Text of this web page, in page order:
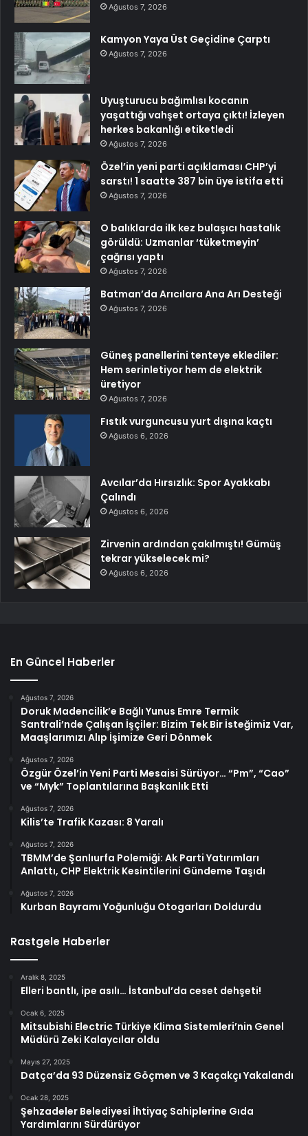
Ağustos 7, 2026
Kamyon Yaya Üst Geçidine Çarptı
Ağustos 7, 2026
Uyuşturucu bağımlısı kocanın
yaşattığı vahşet ortaya çıktı! İzleyen
herkes bakanlığı etiketledi
Ağustos 7, 2026
Özel’in yeni parti açıklaması CHP’yi
sarstı! 1 saatte 387 bin üye istifa etti
Ağustos 7, 2026
O balıklarda ilk kez bulaşıcı hastalık
görüldü: Uzmanlar ‘tüketmeyin’
çağrısı yaptı
Ağustos 7, 2026
Batman’da Arıcılara Ana Arı Desteği
Ağustos 7, 2026
Güneş panellerini tenteye eklediler:
Hem serinletiyor hem de elektrik
üretiyor
Ağustos 7, 2026
Fıstık vurguncusu yurt dışına kaçtı
Ağustos 6, 2026
Avcılar’da Hırsızlık: Spor Ayakkabı
Çalındı
Ağustos 6, 2026
Zirvenin ardından çakılmıştı! Gümüş
tekrar yükselecek mi?
Ağustos 6, 2026
En Güncel Haberler
Ağustos 7, 2026
Doruk Madencilik’e Bağlı Yunus Emre Termik
Santrali’nde Çalışan İşçiler: Bizim Tek Bir İsteğimiz Var,
Maaşlarımızı Alıp İşimize Geri Dönmek
Ağustos 7, 2026
Özgür Özel’in Yeni Parti Mesaisi Sürüyor… “Pm”, “Cao”
ve “Myk” Toplantılarına Başkanlık Etti
Ağustos 7, 2026
Kilis’te Trafik Kazası: 8 Yaralı
Ağustos 7, 2026
TBMM’de Şanlıurfa Polemiği: Ak Parti Yatırımları
Anlattı, CHP Elektrik Kesintilerini Gündeme Taşıdı
Ağustos 7, 2026
Kurban Bayramı Yoğunluğu Otogarları Doldurdu
Rastgele Haberler
Aralık 8, 2025
Elleri bantlı, ipe asılı… İstanbul’da ceset dehşeti!
Ocak 6, 2025
Mitsubishi Electric Türkiye Klima Sistemleri’nin Genel
Müdürü Zeki Kalaycılar oldu
Mayıs 27, 2025
Datça’da 93 Düzensiz Göçmen ve 3 Kaçakçı Yakalandı
Ocak 28, 2025
Şehzadeler Belediyesi İhtiyaç Sahiplerine Gıda
Yardımlarını Sürdürüyor